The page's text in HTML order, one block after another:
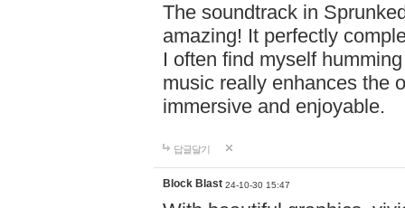
The soundtrack in
amazing! It perfectly
I often find myself
music really enhances the
immersive and enjoyable.
답글달기
Block Blast 24-10-30 15:47